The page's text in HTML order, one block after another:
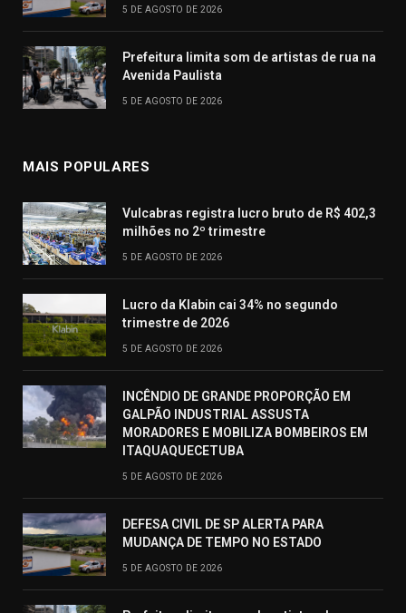
5 DE AGOSTO DE 2026
Prefeitura limita som de artistas de rua na
Avenida Paulista
5 DE AGOSTO DE 2026
MAIS POPULARES
Vulcabras registra lucro bruto de R$ 402,3
milhões no 2º trimestre
5 DE AGOSTO DE 2026
Lucro da Klabin cai 34% no segundo
trimestre de 2026
5 DE AGOSTO DE 2026
INCÊNDIO DE GRANDE PROPORÇÃO EM
GALPÃO INDUSTRIAL ASSUSTA
MORADORES E MOBILIZA BOMBEIROS EM
ITAQUAQUECETUBA
5 DE AGOSTO DE 2026
DEFESA CIVIL DE SP ALERTA PARA
MUDANÇA DE TEMPO NO ESTADO
5 DE AGOSTO DE 2026